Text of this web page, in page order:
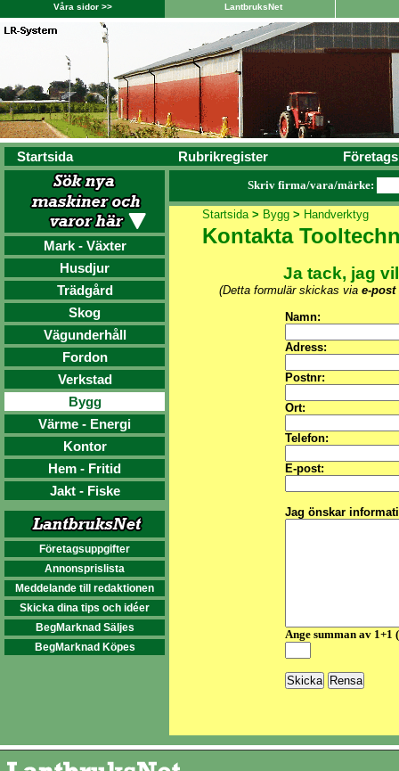
Våra sidor >> LantbruksNet
Startsida Rubrikregister
Mark - Växter
Husdjur
Trädgård
Skog
Vägunderhåll
Fordon
Verkstad
Bygg
Värme - Energi
Kontor
Hem - Fritid
Jakt - Fiske
Företagsuppgifter
Annonsprislista
Meddelande till redaktionen
Skicka dina tips och idéer
BegMarknad Säljes
BegMarknad Köpes
Skriv firma/vara/märke:
Startsida> Bygg> Handverktyg
Kontakta
Ja tack, jag
(Detta formulär skickas via e-post
Namn:
Adress:
Postnr:
Ort:
Telefon:
E-post:
Jag önskar
Ange summan av 1+1